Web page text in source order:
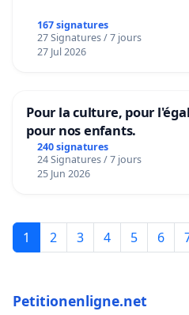
167 signatures
27 Signatures / 7 jours
27 Jul 2026
Pour la culture, pour
pour nos enfants.
240 signatures
24 Signatures / 7 jours
25 Jun 2026
1 2 3 4 5 6
Petitionenligne.net